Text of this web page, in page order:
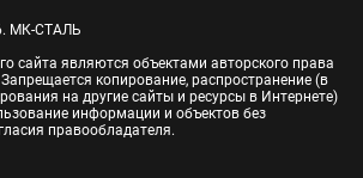
МК-СТАЛЬ
сайта являются объектами авторского права
копирование, распространение (в
на другие сайты и ресурсы в Интернете)
информации и объектов без
правообладателя.